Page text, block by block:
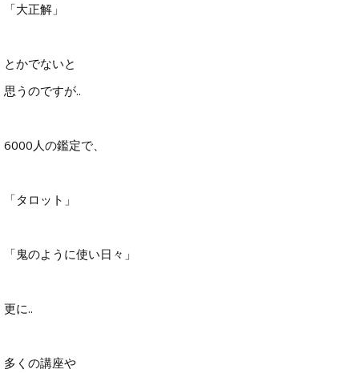
「大正解」
とかでないと
思うのですが..
6000人の鑑定で、
「タロット」
「鬼のように使い日々」
更に..
多くの講座や